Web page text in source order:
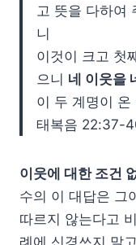
고 뜻을 다하여
니
이것이 크고 첫
으니 네 이웃을
이 두 계명이 온
태복음 22:37-
이웃에 대한 조건
수의 이 대답은 그
따르지 않는다고